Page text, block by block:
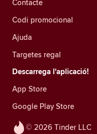
© 2026 Tinder LLC
Contacte
Codi promocional
Ajuda
Targetes regal
Descarrega l'aplicació!
App Store
Google Play Store